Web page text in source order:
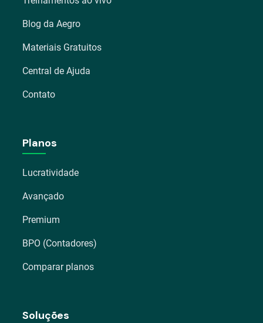
Blog da Aegro
Materiais Gratuitos
Central de Ajuda
Contato
Planos
Lucratividade
Avançado
Premium
BPO (Contadores)
Comparar planos
Soluções